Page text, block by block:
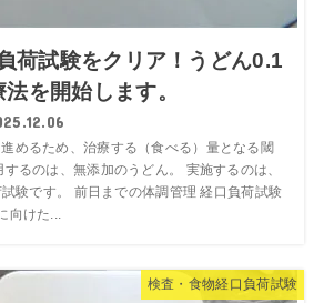
荷試験をクリア！うどん0.1
を開始します。
めるため、治療する（食べる）量となる閾
るのは、無添加のうどん。 実施するのは、
験です。 前日までの体調管理 経口負荷試験
向けた...
検査・食物経口負荷試験